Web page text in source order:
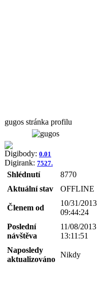
gugos stránka profilu
Digibody: 0.01
Digirank: 7527.
Shlédnutí
8770
Aktuální stav
OFFLINE
Členem od
10/31/2013
09:44:24
Poslední
návštěva
11/08/2013
13:11:51
Naposledy
aktualizováno
Nikdy